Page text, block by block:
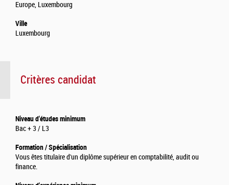
Europe, Luxembourg
Ville
Luxembourg
Critères candidat
Niveau d'études minimum
Bac + 3 / L3
Formation / Spécialisation
Vous êtes titulaire d'un diplôme supérieur en comptabilité, audit ou
finance.